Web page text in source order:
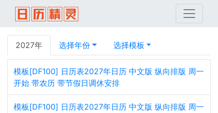
2027年 选择年份 选择模板
模板[DF100] 日历表2027年日历 中文版 纵向排版 周一
开始 带农历 带节假日调休安排
模板[DF100] 日历表2027年日历 中文版 纵向排版 周一